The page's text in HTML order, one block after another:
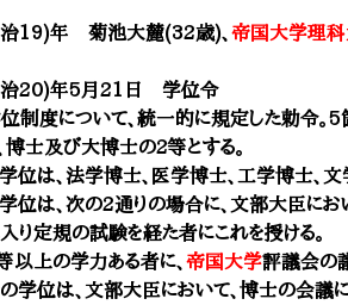
19)年 菊池大麓(32歳)、 帝国大学理
20)年5月21日 学位令
制度について、統一的に規定した勅令。5
博士及び大博士の2等とする。
位は、法学博士、医学博士、工学博士、文
位は、次の2通りの場合に、文部大臣にお
り定規の試験を経た者にこれを授ける。
以上の学力ある者に、 帝国大学評議会の
学位は、文部大臣において、博士の会議に